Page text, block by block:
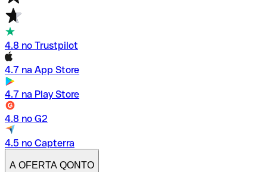
4.8 no Trustpilot
4.7 na App Store
4.7 na Play Store
4.8 no G2
4.5 no Capterra
A OFERTA QONTO